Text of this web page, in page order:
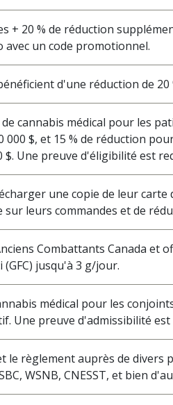
+ 20 % de réduction
avec un code promotionnel.
d'une réduction de 20
cannabis médical pour les
$, et 15 % de réduction
Une preuve d'éligibilité est
une copie de leur carte
leurs commandes et de
Combattants Canada et
jusqu'à 3 g/jour.
médical pour les
Une preuve d'admissibilité est
règlement auprès de divers
WSNB, CNESST, et bien